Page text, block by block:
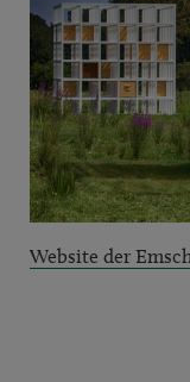
Website der